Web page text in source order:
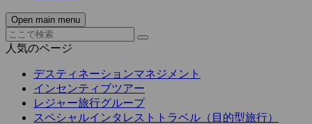
Open main menu
人気のページ
デスティネーションマネジメント
インセンティブツアー
レジャー旅行グループ
スペシャルインタレストトラベル（目的型旅行）